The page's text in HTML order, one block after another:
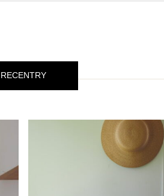
RECENTRY